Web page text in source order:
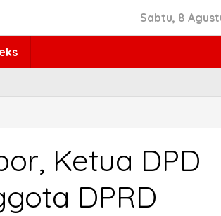
Sabtu, 8
Ketua DPD
DPRD